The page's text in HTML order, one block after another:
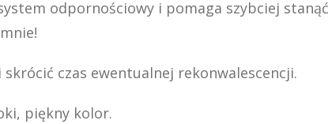
odpornościowy i pomaga szybciej
czas ewentualnej rekonwalescencji.
piękny kolor.